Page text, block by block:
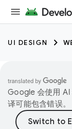
UI DESIGN
Google 会使用 AI
译可能包含错误。